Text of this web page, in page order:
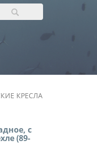
КРЕСЛА
с
(89-